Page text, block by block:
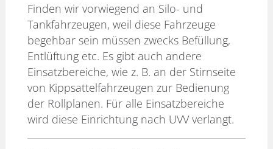
Finden wir vorwiegend an Silo- und
Tankfahrzeugen, weil diese Fahrzeuge
begehbar sein müssen zwecks Befüllung,
Entlüftung etc. Es gibt auch andere
Einsatzbereiche, wie z. B. an der Stirnseite
von Kippsattelfahrzeugen zur Bedienung
der Rollplanen. Für alle Einsatzbereiche
wird diese Einrichtung nach UVV verlangt.